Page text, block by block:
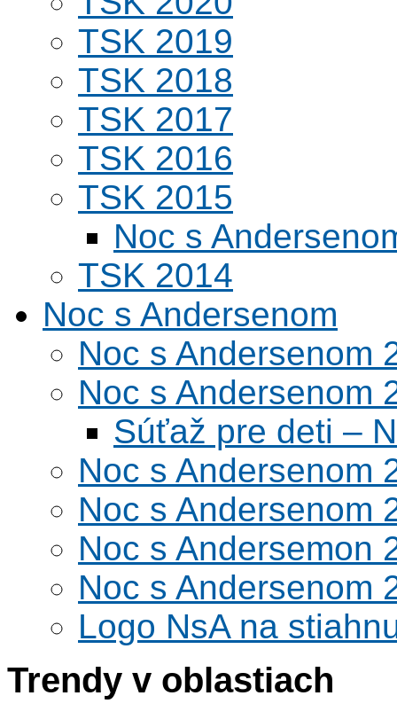
TSK 2019
TSK 2018
TSK 2017
TSK 2016
TSK 2015
Noc s
TSK 2014
Noc s Andersenom
Noc s Andersenom
Noc s Andersenom
Súťaž pre deti –
Noc s Andersenom
Noc s Andersenom
Noc s Andersemon
Noc s Andersenom
Logo NsA na
Trendy v oblastiach